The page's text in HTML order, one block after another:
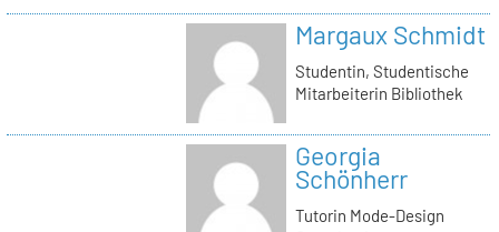
Margaux Schmidt
Studentin, Studentische
Mitarbeiterin Bibliothek
Georgia
Schönherr
Tutorin Mode-Design